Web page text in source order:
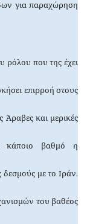
για παραχώρηση
ρόλου που της έχει
επιρροή στους
Άραβες και μερικές
κάποιο βαθμό η
με το Ιράν.
του βαθέος